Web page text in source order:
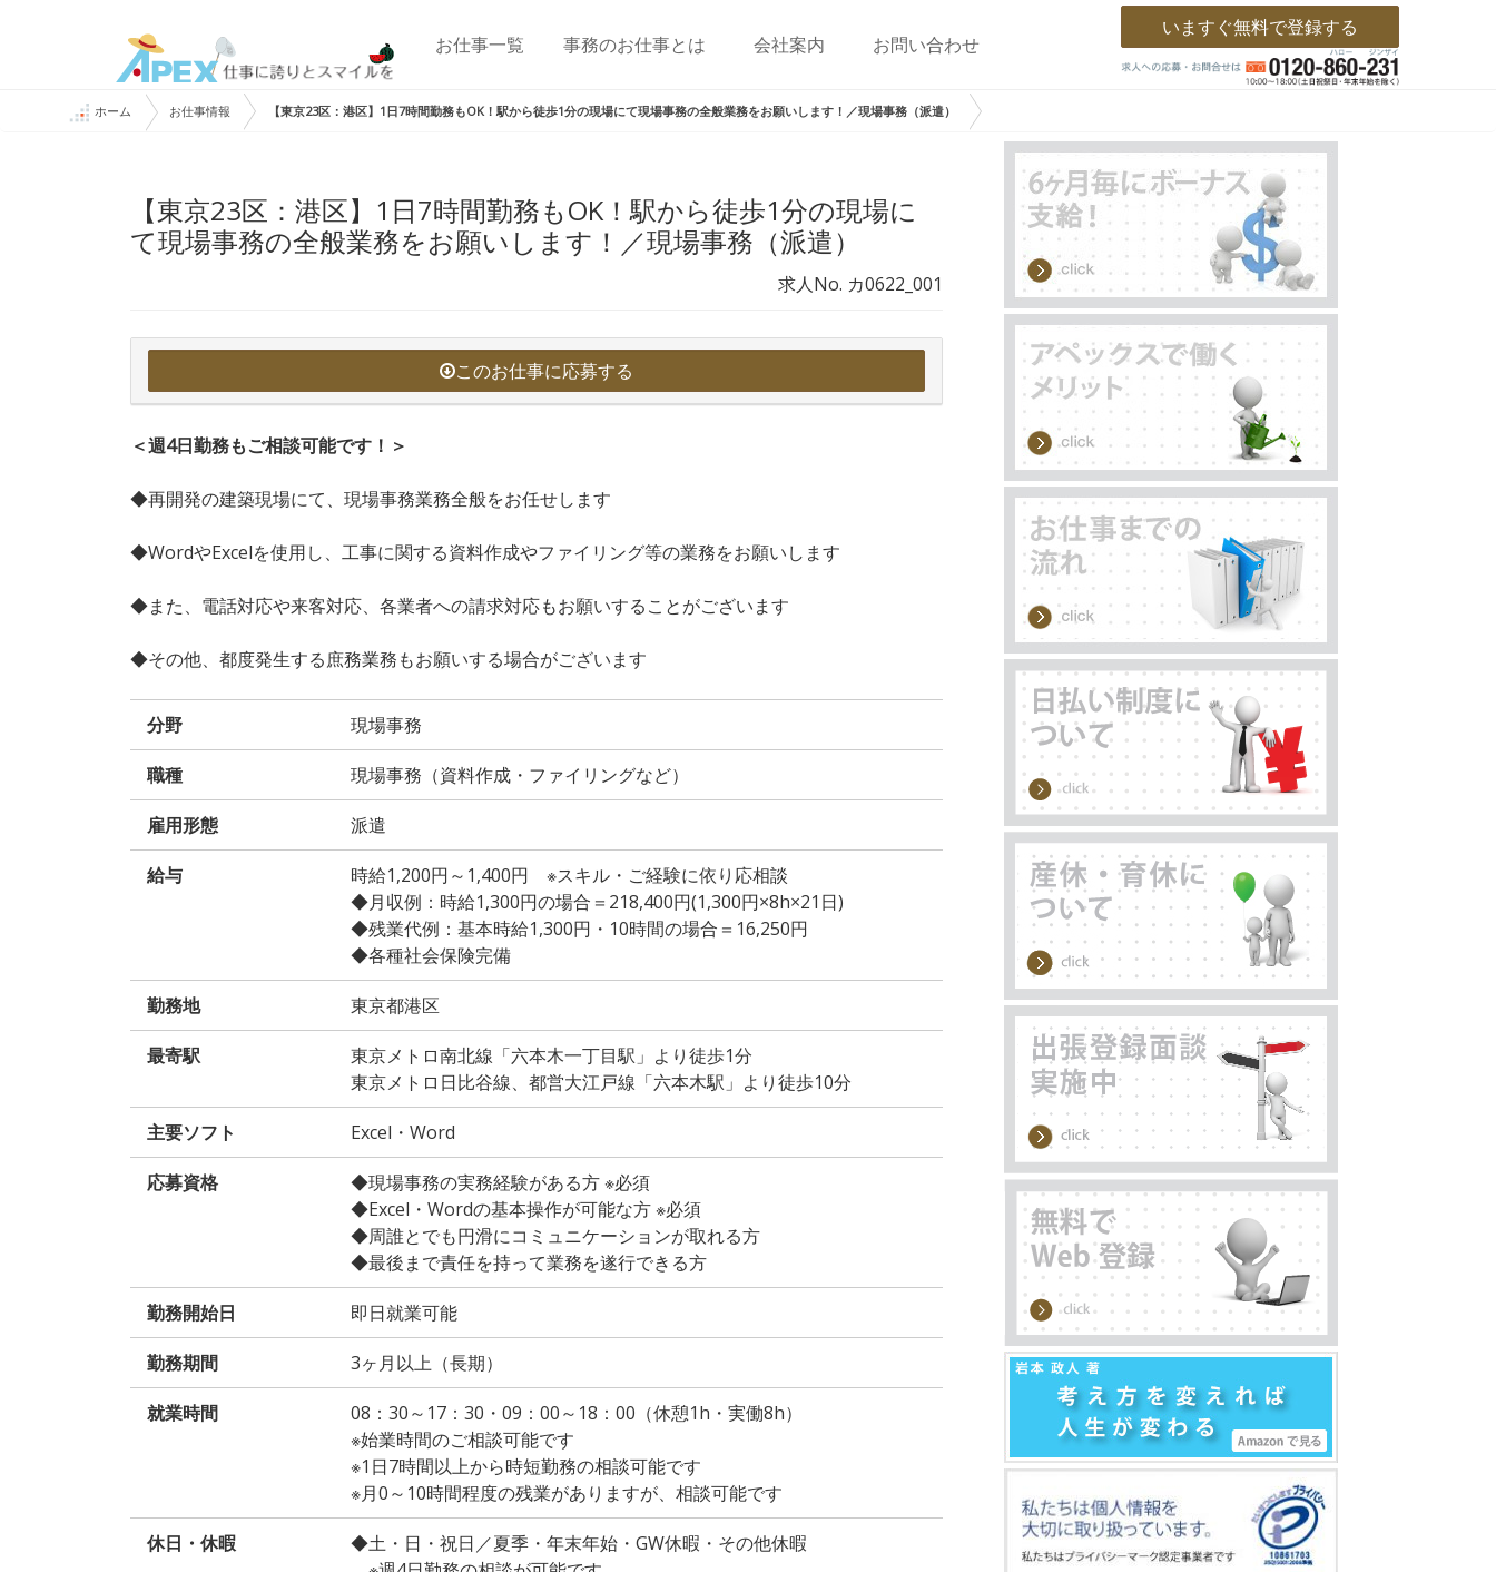
お仕事一覧 事務のお仕事とは 会社案内 お問い合わせ
いますぐ無料で登録する
ホーム お仕事情報 【東京23区：港区】1日7時間勤務もOK！駅から徒歩1分の現場にて現場事務の全般業務をお願いします！／現場事務（派遣）
【東京23区：港区】1日7時間勤務もOK！駅から徒歩1分の現場に
て現場事務の全般業務をお願いします！／現場事務（派遣）
求人No. カ0622_001
このお仕事に応募する
＜週4日勤務もご相談可能です！＞
◆再開発の建築現場にて、現場事務業務全般をお任せします
◆WordやExcelを使用し、工事に関する資料作成やファイリング等の業務をお願いします
◆また、電話対応や来客対応、各業者への請求対応もお願いすることがございます
◆その他、都度発生する庶務業務もお願いする場合がございます
分野 現場事務
職種 現場事務（資料作成・ファイリングなど）
雇用形態 派遣
給与
時給1,200円～1,400円 ※スキル・ご経験に依り応相談
◆月収例：時給1,300円の場合＝218,400円(1,300円×8h×21日)
◆残業代例：基本時給1,300円・10時間の場合＝16,250円
◆各種社会保険完備
勤務地 東京都港区
最寄駅
東京メトロ南北線「六本木一丁目駅」より徒歩1分
東京メトロ日比谷線、都営大江戸線「六本木駅」より徒歩10分
主要ソフト Excel・Word
応募資格
◆現場事務の実務経験がある方 ※必須
◆Excel・Wordの基本操作が可能な方 ※必須
◆周誰とでも円滑にコミュニケーションが取れる方
◆最後まで責任を持って業務を遂行できる方
勤務開始日 即日就業可能
勤務期間 3ヶ月以上（長期）
就業時間
08：30～17：30・09：00～18：00（休憩1h・実働8h）
※始業時間のご相談可能です
※1日7時間以上から時短勤務の相談可能です
※月0～10時間程度の残業がありますが、相談可能です
休日・休暇
◆土・日・祝日／夏季・年末年始・GW休暇・その他休暇